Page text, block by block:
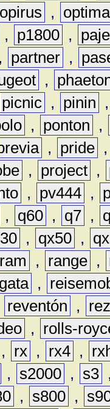
opirus ,
optima
, p1800 ,
, partner ,
,
picnic , pinin
, ponton
,
, pride
, project ,
, pv444 ,
, q60 , q7 ,
, qx50 ,
ram , range ,
,
reventón ,
,
rolls-
, rx , rx4 ,
, s2000 , s3
, s800 ,